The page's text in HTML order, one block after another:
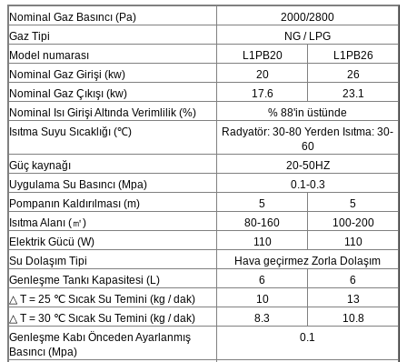
Nominal Gaz Basıncı (Pa)
2000/2800
Gaz Tipi
NG / LPG
Model numarası
L1PB20
L1PB26
Nominal Gaz Girişi (kw)
20
26
Nominal Gaz Çıkışı (kw)
17.6
23.1
Nominal Isı Girişi Altında Verimlilik (%)
% 88'in üstünde
Isıtma Suyu Sıcaklığı (℃)
Radyatör: 30-80 Yerden Isıtma: 30-
60
Güç kaynağı
20-50HZ
Uygulama Su Basıncı (Mpa)
0.1-0.3
Pompanın Kaldırılması (m)
5
5
Isıtma Alanı (㎡)
80-160
100-200
Elektrik Gücü (W)
110
110
Su Dolaşım Tipi
Hava geçirmez Zorla Dolaşım
Genleşme Tankı Kapasitesi (L)
6
6
△ T = 25 ℃ Sıcak Su Temini (kg / dak)
10
13
△ T = 30 ℃ Sıcak Su Temini (kg / dak)
8.3
10.8
Genleşme Kabı Önceden Ayarlanmış
Basıncı (Mpa)
0.1